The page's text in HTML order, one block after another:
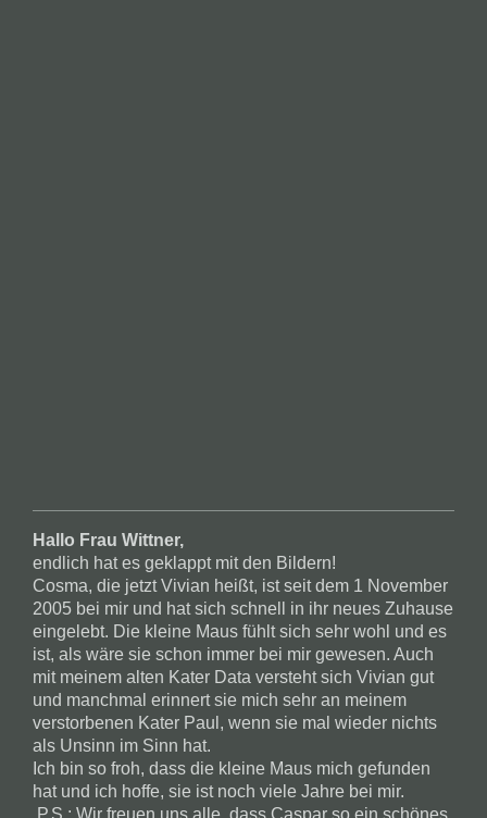
Hallo Frau Wittner,
endlich hat es geklappt mit den Bildern!
Cosma, die jetzt Vivian heißt, ist seit dem 1 November
2005 bei mir und hat sich schnell in ihr neues Zuhause
eingelebt. Die kleine Maus fühlt sich sehr wohl und es
ist, als wäre sie schon immer bei mir gewesen. Auch
mit meinem alten Kater Data versteht sich Vivian gut
und manchmal erinnert sie mich sehr an meinem
verstorbenen Kater Paul, wenn sie mal wieder nichts
als Unsinn im Sinn hat.
Ich bin so froh, dass die kleine Maus mich gefunden
hat und ich hoffe, sie ist noch viele Jahre bei mir.
P.S.: Wir freuen uns alle, dass Caspar so ein schönes